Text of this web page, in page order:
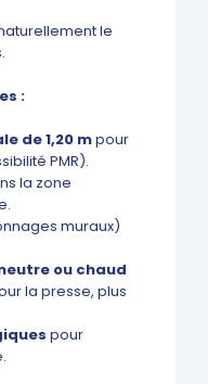
le
:
de 1,20 mpour
PMR).
la zone
muraux)
ou chaud
la presse, plus
pour